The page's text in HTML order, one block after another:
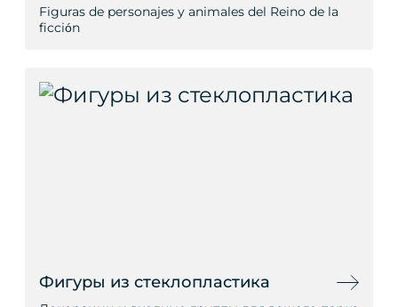
Figuras de personajes y animales del Reino de la
ficción
Фигуры из стеклопластика